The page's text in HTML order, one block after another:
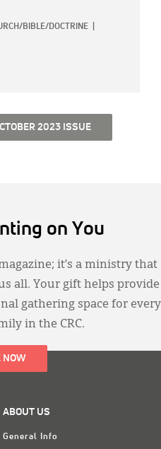
BIBLE/DOCTRINE
2023 ISSUE
on You
it’s a ministry that
all. Your gift helps provide
gathering space for every
in the CRC.
NOW
ABOUT US
General Info